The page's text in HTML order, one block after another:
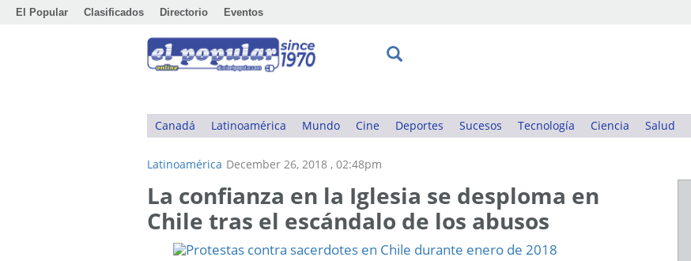
El Popular Clasificados Directorio Eventos
Canadá Latinoamérica Mundo Cine Deportes Sucesos Tecnología Ciencia Salud
Latinoamérica December 26, 2018 , 02:48pm
La confianza en la Iglesia se desploma en
Chile tras el escándalo de los abusos